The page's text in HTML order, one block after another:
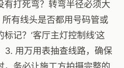
有打死弯？转弯半径必须大
有线头是否都用号码管或
记？‘客厅主灯控制线’这
3. 用万用表抽查线路，确保